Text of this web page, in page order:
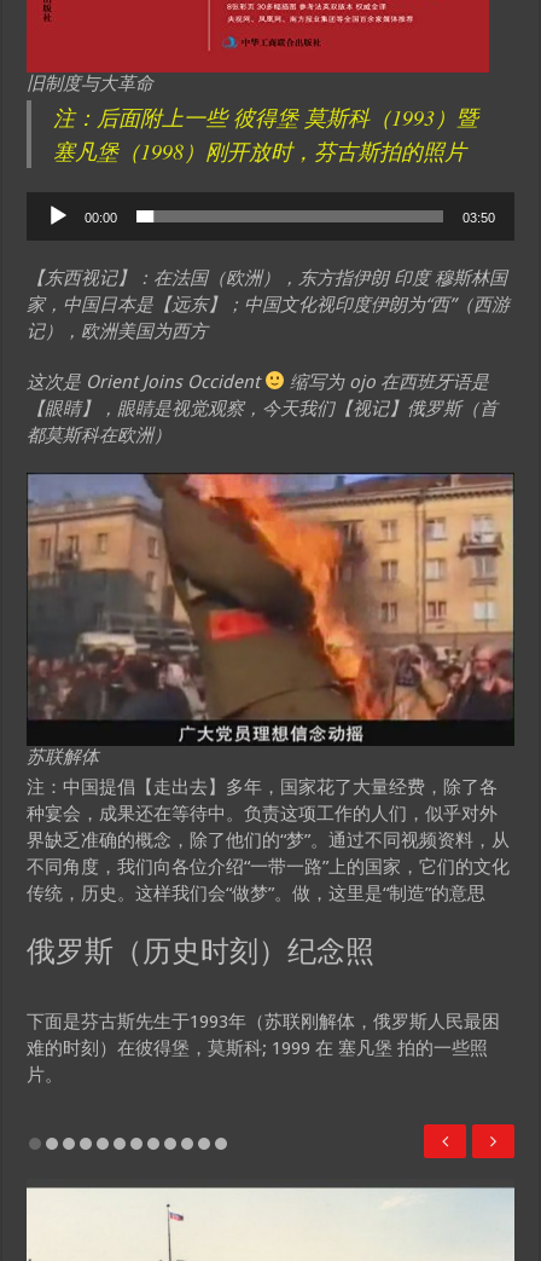
旧制度与大革命
注：后面附上一些 彼得堡 莫斯科（1993）暨
塞凡堡（1998）刚开放时，芬古斯拍的照片
Audio
Player
00:00 03:50
【东西视记】：在法国（欧洲），东方指伊朗 印度 穆斯林国
家，中国日本是【远东】；中国文化视印度伊朗为“西”（西游
记），欧洲美国为西方
这次是 Orient Joins Occident
缩写为 ojo 在西班牙语是
【眼睛】，眼睛是视觉观察，今天我们【视记】俄罗斯（首
都莫斯科在欧洲）
苏联解体
注：中国提倡【走出去】多年，国家花了大量经费，除了各
种宴会，成果还在等待中。负责这项工作的人们，似乎对外
界缺乏准确的概念，除了他们的“梦”。通过不同视频资料，从
不同角度，我们向各位介绍“一带一路”上的国家，它们的文化
传统，历史。这样我们会“做梦”。做，这里是“制造”的意思
俄罗斯（历史时刻）纪念照
下面是芬古斯先生于1993年（苏联刚解体，俄罗斯人民最困
难的时刻）在彼得堡，莫斯科; 1999 在 塞凡堡 拍的一些照
片。